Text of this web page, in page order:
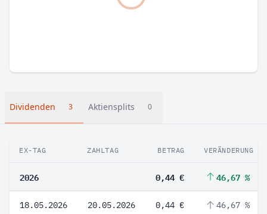
Dividenden 3 Aktiensplits 0
EX-TAG ZAHLTAG BETRAG VERÄNDERUNG
2026 0,44 € 46,67 %
18.05.2026 20.05.2026 0,44 € 46,67 %